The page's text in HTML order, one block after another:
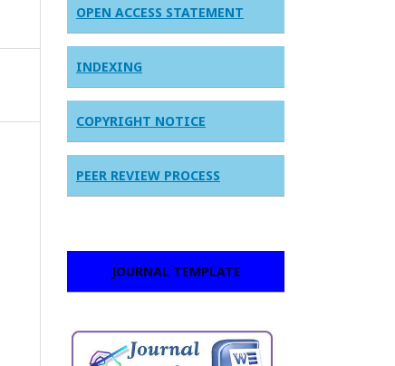
OPEN ACCESS STATEMENT
INDEXING
COPYRIGHT NOTICE
PEER REVIEW PROCESS
JOURNAL TEMPLATE